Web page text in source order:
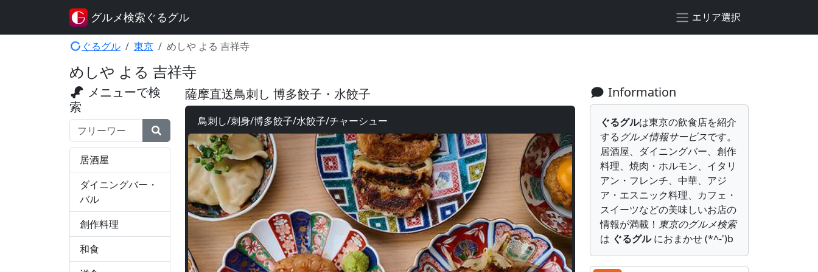
ぐるグル 東京 めしや よる 吉祥寺
めしや よる 吉祥寺
薩摩直送鳥刺し 博多餃子・水餃子
鳥刺し/刺身/博多餃子/水餃子/チャーシュー
メニューで検
索
検索ワード
居酒屋
ダイニングバー・
バル
創作料理
和食
Information
ぐるグルは東京の飲食店を紹介
する グルメ情報サービスです。
居酒屋、ダイニングバー、創作
料理、焼肉・ホルモン、イタリ
アン・フレンチ、中華、アジ
ア・エスニック料理、カフェ・
スイーツなどの美味しいお店の
情報が満載！ 東京のグルメ検索
は ぐるグルにおまかせ (*^-')b
グルメ検索ぐるグル エリア選択